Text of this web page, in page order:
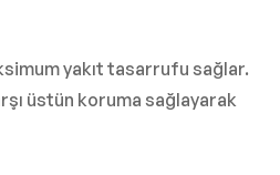
yakıt tasarrufu sağlar.
üstün koruma sağlayarak